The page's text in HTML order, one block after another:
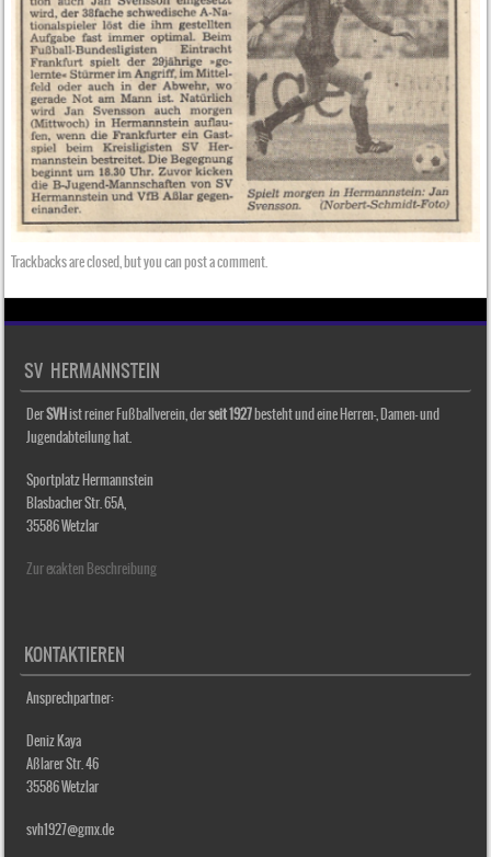
Trackbacks are closed, but you canpost a comment.
SV HERMANNSTEIN
DerSVHist reiner Fußballverein, derseit 1927besteht und eine Herren-, Damen- und
Jugendabteilung hat.
Sportplatz Hermannstein
Blasbacher Str. 65A,
35586 Wetzlar
Zur exakten Beschreibung
KONTAKTIEREN
Ansprechpartner:
Deniz Kaya
Aßlarer Str. 46
35586 Wetzlar
svh1927@gmx.de